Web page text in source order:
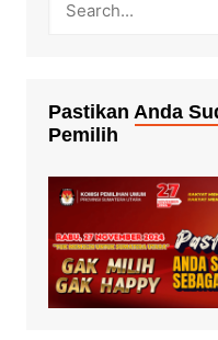
Pastikan Anda
Pemilih